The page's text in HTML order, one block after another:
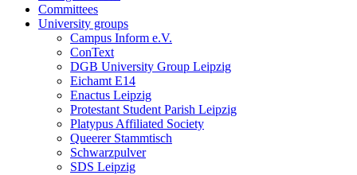
Committees
University groups
Campus Inform e.V.
ConText
DGB University Group Leipzig
Eichamt E14
Enactus Leipzig
Protestant Student Parish Leipzig
Platypus Affiliated Society
Queerer Stammtisch
Schwarzpulver
SDS Leipzig